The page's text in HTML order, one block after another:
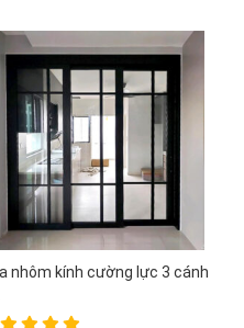
nhôm kính cường lực 3 cánh